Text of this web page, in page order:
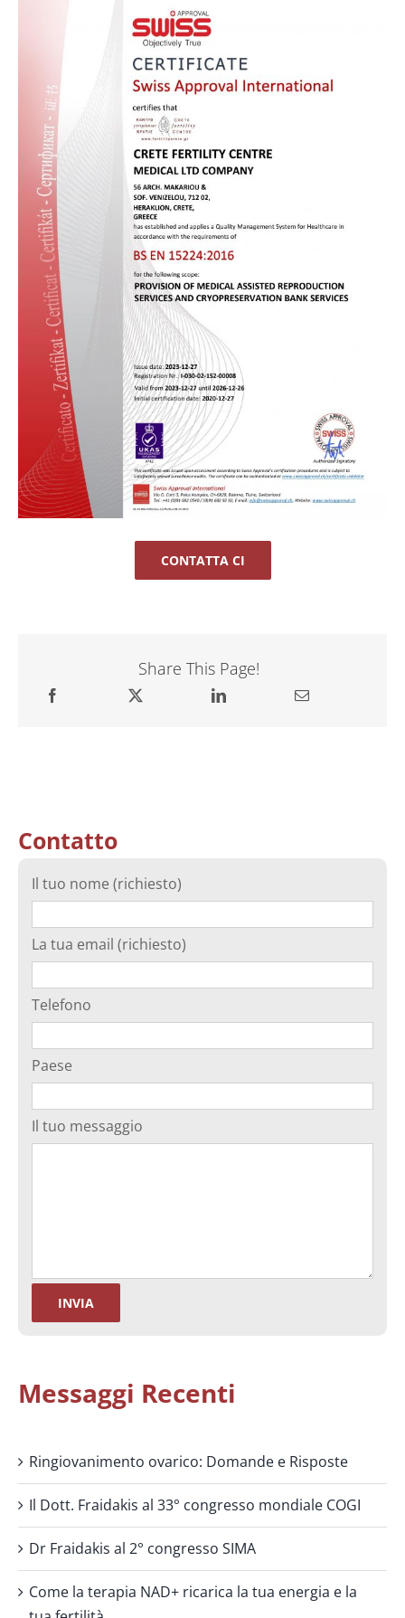
CONTATTA CI
Share This Page!
Contatto
Il tuo nome (richiesto)
La tua email (richiesto)
Telefono
Paese
Il tuo messaggio
Messaggi Recenti
Ringiovanimento ovarico: Domande e Risposte
Il Dott. Fraidakis al 33° congresso mondiale COGI
Dr Fraidakis al 2° congresso SIMA
Come la terapia NAD+ ricarica la tua energia e la